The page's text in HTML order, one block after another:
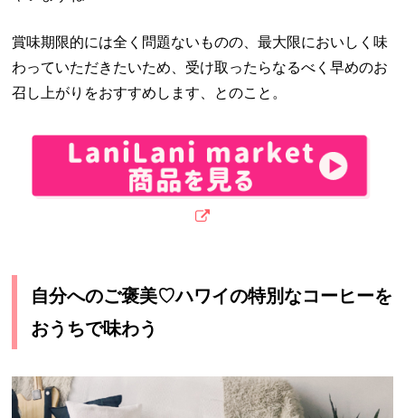
賞味期限的には全く問題ないものの、最大限においしく味
わっていただきたいため、受け取ったらなるべく早めのお
召し上がりをおすすめします、とのこと。
自分へのご褒美♡ハワイの特別なコーヒーを
おうちで味わう